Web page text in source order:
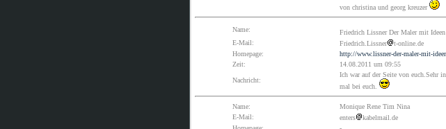
von christina und georg kreuzer
Name:
Friedrich Lissner Der Maler mit
E-Mail:
Friedrich.Lissner
t-online.de
Homepage:
http://www.lissner-der-maler-mit-
Zeit:
14.08.2011 um 09:55
Nachricht:
Ich war auf der Seite von euch.Sehr
mal bei euch.
Name:
Monique Rene Tim Nina
E-Mail:
enters
kabelmail.de